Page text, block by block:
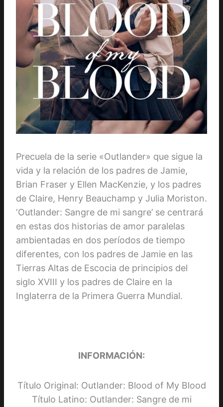
Precuela de la serie «Outlander» que sigue la
vida y la relación de los padres de Jamie,
Brian Fraser y Ellen MacKenzie, y los padres
de Claire, Henry Beauchamp y Julia Moriston.
‘Outlander: Sangre de mi sangre’ se centrará
en estas dos historias de amor paralelas
ambientadas en dos períodos de tiempo
diferentes, con los padres de Jamie en las
Tierras Altas de Escocia de principios del
siglo XVIII y los padres de Claire en la
Inglaterra de la Primera Guerra Mundial.
INFORMACIÓN:
Título Original: Outlander: Blood of My Blood
Título Latino: Outlander: Sangre de mi